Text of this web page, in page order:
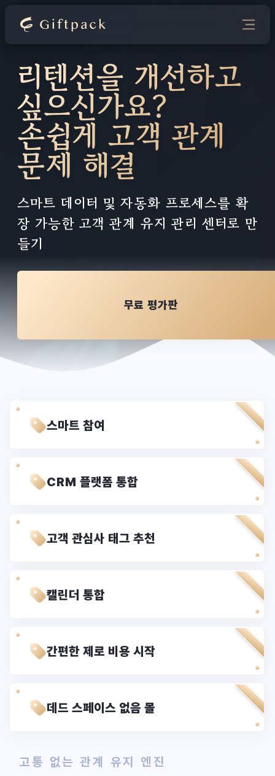
리텐션을 개선하고
싶으신가요?
손쉽게 고객 관계
문제 해결
스마트 데이터 및 자동화 프로세스를 확
장 가능한 고객 관계 유지 관리 센터로 만
들기
무료 평가판
스마트 참여
CRM 플랫폼 통합
고객 관심사 태그 추천
캘린더 통합
간편한 제로 비용 시작
데드 스페이스 없음 몰
고통 없는 관계 유지 엔진